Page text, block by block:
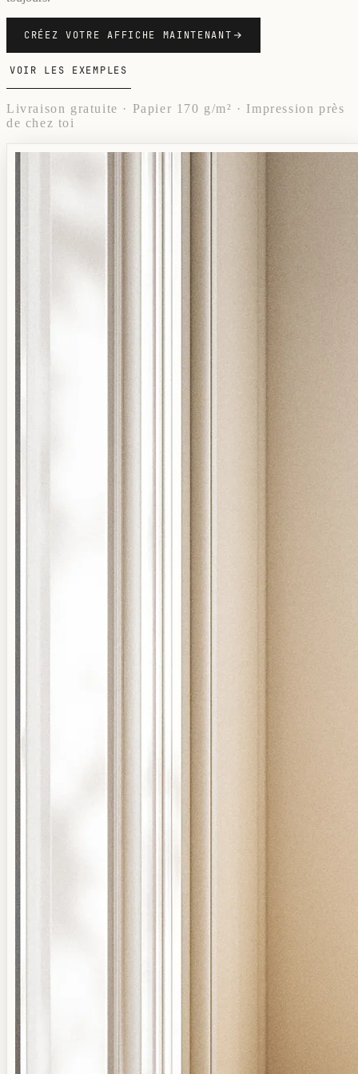
CRÉEZ VOTRE AFFICHE MAINTENANT
VOIR LES EXEMPLES
Livraison gratuite · Papier 170 g/m² · Impression près
de chez toi